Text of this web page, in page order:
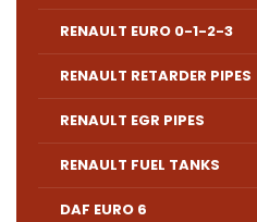
RENAULT EURO 0-1-2-3
RENAULT RETARDER PIPES
RENAULT EGR PIPES
RENAULT FUEL TANKS
DAF EURO 6